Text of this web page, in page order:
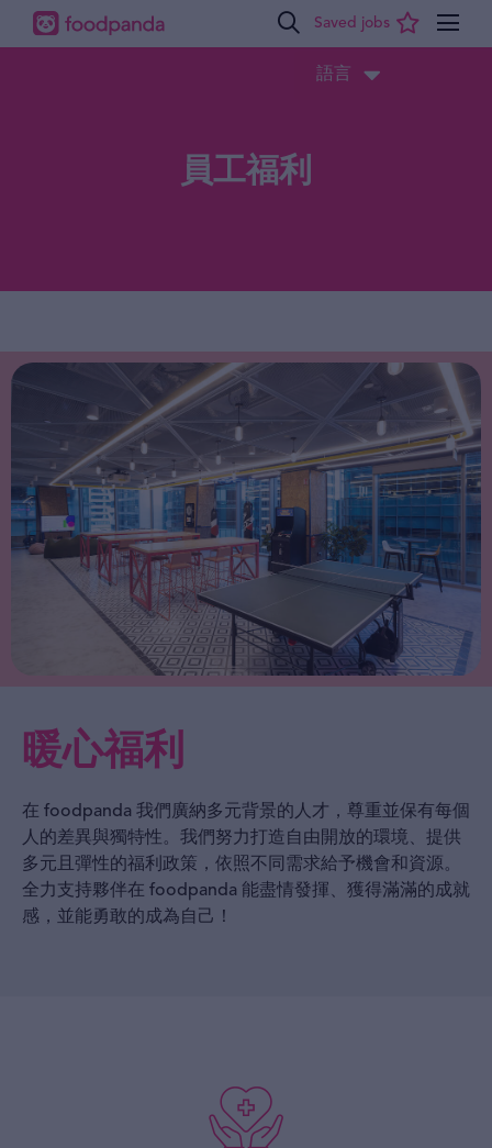
員工福利
語言
暖心福利
在 foodpanda 我們廣納多元背景的人才，尊重並保有每個
人的差異與獨特性。我們努力打造自由開放的環境、提供
多元且彈性的福利政策，依照不同需求給予機會和資源。
全力支持夥伴在 foodpanda 能盡情發揮、獲得滿滿的成就
感，並能勇敢的成為自己！